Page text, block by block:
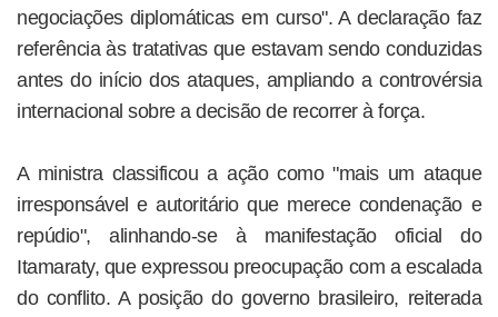
negociações diplomáticas em curso". A declaração faz
referência às tratativas que estavam sendo conduzidas
antes do início dos ataques, ampliando a controvérsia
internacional sobre a decisão de recorrer à força.
A ministra classificou a ação como "mais um ataque
irresponsável e autoritário que merece condenação e
repúdio", alinhando-se à manifestação oficial do
Itamaraty, que expressou preocupação com a escalada
do conflito. A posição do governo brasileiro, reiterada